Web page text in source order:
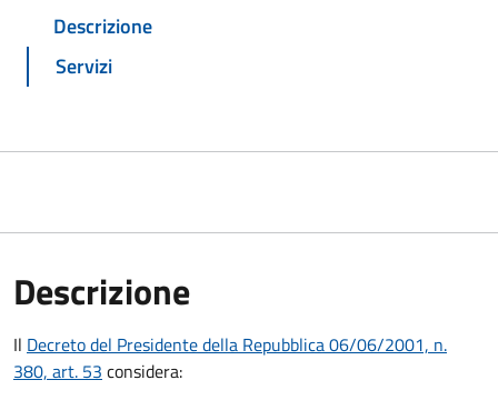
Descrizione
Servizi
Descrizione
Il Decreto del Presidente della Repubblica 06/06/2001, n.
380, art. 53 considera: